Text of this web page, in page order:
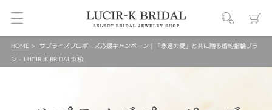
HOME
サプライズプロポーズ応援キャンペーン｜「永遠の愛」と共に贈る婚約指輪プラ
ン - LUCIR-K BRIDAL浜松